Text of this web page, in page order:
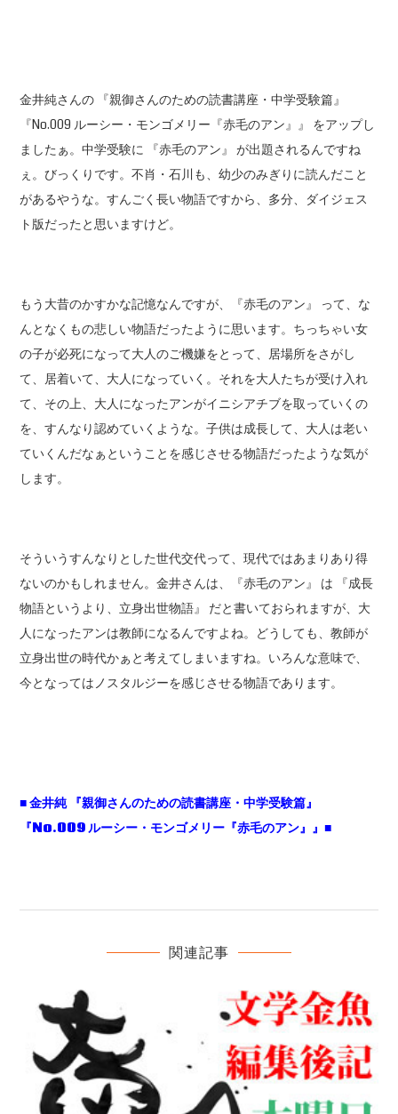
金井純さんの 『親御さんのための読書講座・中学受験篇』
『No.009 ルーシー・モンゴメリー『赤毛のアン』』 をアップし
ましたぁ。中学受験に 『赤毛のアン』 が出題されるんですね
ぇ。びっくりです。不肖・石川も、幼少のみぎりに読んだこと
があるやうな。すんごく長い物語ですから、多分、ダイジェス
ト版だったと思いますけど。
もう大昔のかすかな記憶なんですが、『赤毛のアン』 って、な
んとなくもの悲しい物語だったように思います。ちっちゃい女
の子が必死になって大人のご機嫌をとって、居場所をさがし
て、居着いて、大人になっていく。それを大人たちが受け入れ
て、その上、大人になったアンがイニシアチブを取っていくの
を、すんなり認めていくような。子供は成長して、大人は老い
ていくんだなぁということを感じさせる物語だったような気が
します。
そういうすんなりとした世代交代って、現代ではあまりあり得
ないのかもしれません。金井さんは、『赤毛のアン』 は 『成長
物語というより、立身出世物語』 だと書いておられますが、大
人になったアンは教師になるんですよね。どうしても、教師が
立身出世の時代かぁと考えてしまいますね。いろんな意味で、
今となってはノスタルジーを感じさせる物語であります。
■ 金井純 『親御さんのための読書講座・中学受験篇』
『No.009 ルーシー・モンゴメリー『赤毛のアン』』■
関連記事